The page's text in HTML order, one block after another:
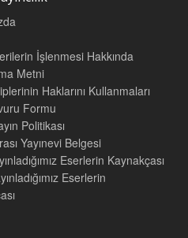
İşlenmesi Hakkında
Metni
Haklarını Kullanmaları
Formu
Politikası
Yayınevi Belgesi
Eserlerin Kaynakçası
Eserlerin